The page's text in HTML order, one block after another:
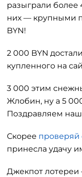
разыграли более
них — крупными
BYN!
2 000 BYN
купленного на
3 000 этим
Жлобин, ну а 5
Поздравляем
Скорее проверяй
принесла удачу
Джекпот лотереи